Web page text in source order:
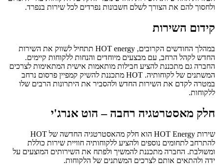
ולחסוך להם את הצורך לשלם חשבונות נפרדים לכל שירות בנפרד.
קידום השירות
במהלך החודשים הקרובים, HOT energy תתחיל לשווק את השירות
החדש לקהל הרחב, עם מבצעים מיוחדים והנחות ללקוחות קיימים.
החברה גם מתכננת להציע חבילות מותאמות אישית המתאימות לצרכים
המשתנים של לקוחותיה. HOT מתכננת להשיק קמפיין פרסום נרחב
במטרה לקדם את השירות החדש ולהסביר את היתרונות הרבים שלו
ללקוחות.
חלק מאסטרטגיה רחבה – הוט אנרג'י
שירות HOT Energy הוא חלק מהאסטרטגיה החדשה של HOT
להתרחב לתחומים נוספים ולהציע ללקוחותיה חוויית שירות כוללת
ומשולבת. החברה מתכננת להמשיך ולפתח את השירותים המוצעים על
ידה ולהתאים אותם לצרכים המשתנים של הלקוחות.